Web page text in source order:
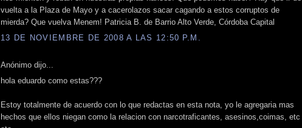
vuelta a la Plaza de Mayo y a cacerolazos sacar cagando a estos corruptos de
mierda? Que vuelva Menem! Patricia B. de Barrio Alto Verde, Córdoba Capital
13 DE NOVIEMBRE DE 2008 A LAS 12:50 P.M.
Anónimo dijo...
hola eduardo como estas???
Estoy totalmente de acuerdo con lo que redactas en esta nota, yo le agregaria mas
hechos que ellos niegan como la relacion con narcotraficantes, asesinos,coimas, etc